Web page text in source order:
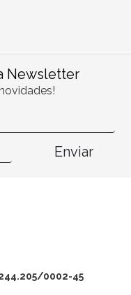
Newsletter
Enviar
0002-45